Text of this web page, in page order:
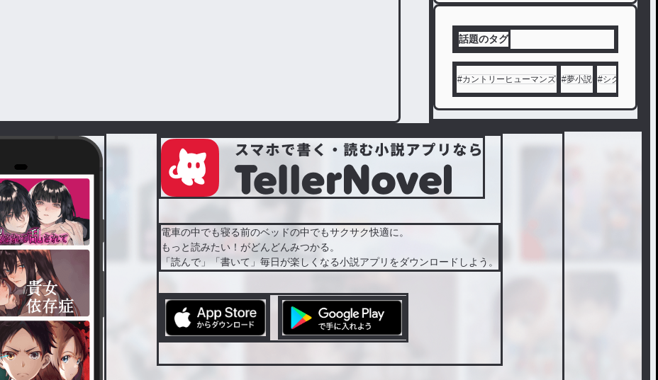
話題のタグ
#カントリーヒューマンズ #夢小説 #シクフォニ
電車の中でも寝る前のベッドの中でもサクサク快適に。
もっと読みたい！がどんどんみつかる。
「読んで」「書いて」毎日が楽しくなる小説アプリをダウンロードしよう。